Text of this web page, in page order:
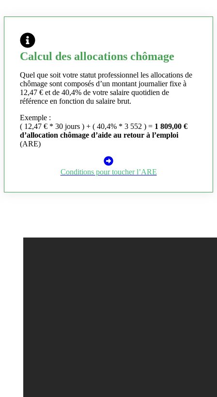
Calcul des allocations chômage
Quel que soit votre statut professionnel les allocations de
chômage sont composés d’un montant journalier fixe à
12,47 € et de 40,4% de votre salaire quotidien de
référence en fonction du salaire brut.
Exemple :
( 12,47 € * 30 jours ) + ( 40,4% * 3 552 ) = 1 809,00 €
d’allocation chômage d’aide au retour à l’emploi
(ARE)
Conditions pour toucher l’ARE